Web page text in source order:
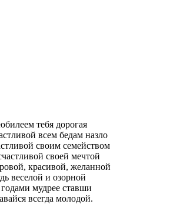
тебя дорогая
всем бедам назло
своим семейством
своей мечтой
красивой, желанной
веселой и озорной
мудрее ставши
всегда молодой.